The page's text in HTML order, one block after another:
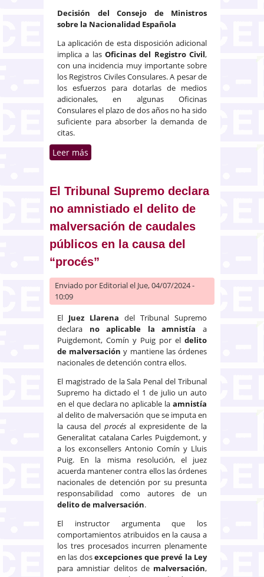
Decisión del Consejo de Ministros
sobre la Nacionalidad Española
La aplicación de esta disposición adicional
implica a las Oficinas del Registro Civil,
con una incidencia muy importante sobre
los Registros Civiles Consulares. A pesar de
los esfuerzos para dotarlas de medios
adicionales, en algunas Oficinas
Consulares el plazo de dos años no ha sido
suficiente para absorber la demanda de
citas.
Leer más
Memoria Democrática
El Tribunal Supremo declara
no amnistiado el delito de
malversación de caudales
públicos en la causa del
“procés”
Enviado por Editorialel Jue, 04/07/2024 -
10:09
El Juez Llarena del Tribunal Supremo
declara no aplicable la amnistía a
Puigdemont, Comín y Puig por el delito
de malversación y mantiene las órdenes
nacionales de detención contra ellos.
El magistrado de la Sala Penal del Tribunal
Supremo ha dictado el 1 de julio un auto
en el que declara no aplicable la amnistía
al delito de malversación que se imputa en
la causa del procésal expresidente de la
Generalitat catalana Carles Puigdemont, y
a los exconsellers Antonio Comín y Lluis
Puig. En la misma resolución, el juez
acuerda mantener contra ellos las órdenes
nacionales de detención por su presunta
responsabilidad como autores de un
delito de malversación.
El instructor argumenta que los
comportamientos atribuidos en la causa a
los tres procesados incurren plenamente
en las dosexcepciones que prevé la Ley
para amnistiar delitos de malversación,